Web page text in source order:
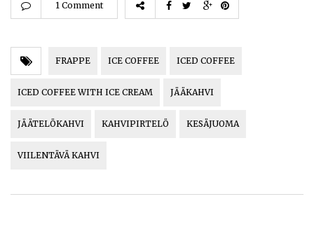
1 Comment
FRAPPE ICE COFFEE ICED COFFEE
ICED COFFEE WITH ICE CREAM JÄÄKAHVI
JÄÄTELÖKAHVI KAHVIPIRTELÖ KESÄJUOMA
VIILENTÄVÄ KAHVI